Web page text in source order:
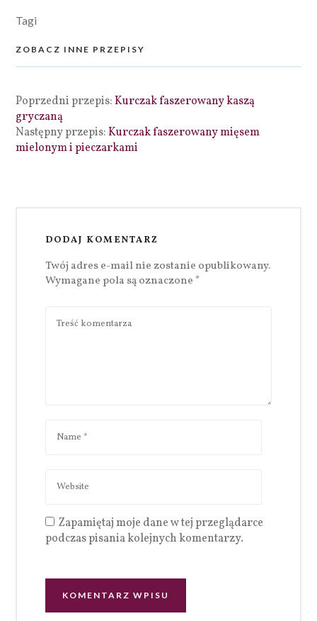
Tagi
ZOBACZ INNE PRZEPISY
Poprzedni przepis:Kurczak faszerowany kaszą
gryczaną
Następny przepis:Kurczak faszerowany mięsem
mielonym i pieczarkami
DODAJ KOMENTARZ
Twój adres e-mail nie zostanie opublikowany.
Wymagane pola są oznaczone *
Zapamiętaj moje dane w tej przeglądarce
podczas pisania kolejnych komentarzy.